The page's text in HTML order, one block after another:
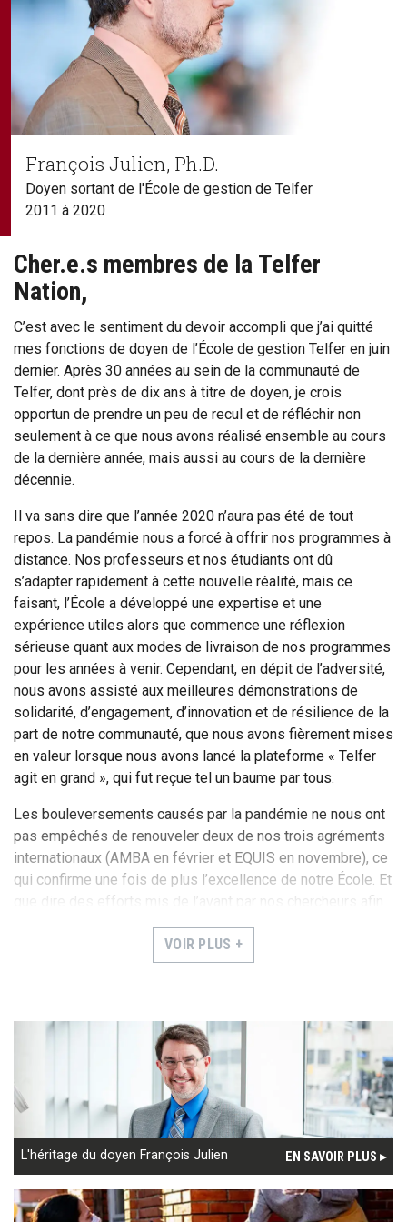
François Julien, Ph.D.
Doyen sortant de l'École de gestion de Telfer
2011 à 2020
Cher.e.s membres de la Telfer
Nation,
C’est avec le sentiment du devoir accompli que j’ai quitté
mes fonctions de doyen de l’École de gestion Telfer en juin
dernier. Après 30 années au sein de la communauté de
Telfer, dont près de dix ans à titre de doyen, je crois
opportun de prendre un peu de recul et de réfléchir non
seulement à ce que nous avons réalisé ensemble au cours
de la dernière année, mais aussi au cours de la dernière
décennie.
Il va sans dire que l’année 2020 n’aura pas été de tout
repos. La pandémie nous a forcé à offrir nos programmes à
distance. Nos professeurs et nos étudiants ont dû
s’adapter rapidement à cette nouvelle réalité, mais ce
faisant, l’École a développé une expertise et une
expérience utiles alors que commence une réflexion
sérieuse quant aux modes de livraison de nos programmes
pour les années à venir. Cependant, en dépit de l’adversité,
nous avons assisté aux meilleures démonstrations de
solidarité, d’engagement, d’innovation et de résilience de la
part de notre communauté, que nous avons fièrement mises
en valeur lorsque nous avons lancé la plateforme « Telfer
agit en grand », qui fut reçue tel un baume par tous.
Les bouleversements causés par la pandémie ne nous ont
pas empêchés de renouveler deux de nos trois agréments
internationaux (AMBA en février et EQUIS en novembre), ce
qui confirme une fois de plus l’excellence de notre École. Et
que dire des efforts mis de l’avant par nos chercheurs afin
travailleurs du système de la santé. L’École de gestion
Telfer a une fois de plus démontré son savoir-faire en
durable sur notre communauté et sur la société au sens
large. La communauté a toujours été une source
d’inspiration pour l’École, et de plus en plus, elle se tourne
vers l’École et le leadership audacieux de ses professeurs,
ses étudiants et ses diplômés pour obtenir des solutions
innovantes aux défis auxquels elle fait face.
En tant que doyen, mon rôle a toujours été de faciliter la
réalisation de la vision et des ambitions de l'école. Le
VOIR PLUS +
L'héritage du doyen François Julien EN SAVOIR PLUS ▸